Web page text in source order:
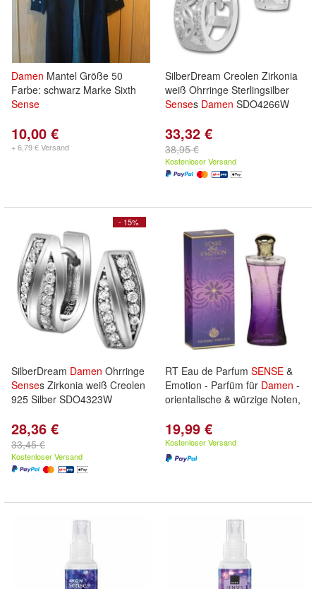
Damen Mantel Größe 50
Farbe: schwarz Marke Sixth
Sense
10,00 €
+ 6,79 € Versand
SilberDream Creolen Zirkonia
weiß Ohrringe Sterlingsilber
Senses Damen SDO4266W
33,32 €
38,95 €
Kostenloser Versand
- 15%
SilberDream Damen Ohrringe
Senses Zirkonia weiß Creolen
925 Silber SDO4323W
28,36 €
33,45 €
Kostenloser Versand
RT Eau de Parfum SENSE &
Emotion - Parfüm für Damen -
orientalische & würzige Noten,
19,99 €
Kostenloser Versand